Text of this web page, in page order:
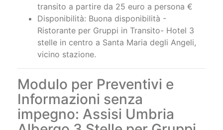
transito a partire da 25 euro a persona €
Disponibilità: Buona disponibilità -
Ristorante per Gruppi in Transito- Hotel 3
stelle in centro a Santa Maria degli Angeli,
vicino stazione.
Modulo per Preventivi e
Informazioni senza
impegno: Assisi Umbria